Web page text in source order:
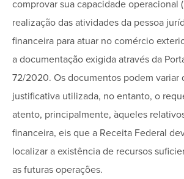
comprovar sua capacidade operacional
realização das atividades da pessoa
financeira para atuar no comércio
a documentação exigida através da
72/2020. Os documentos podem variar
justificativa utilizada, no entanto, o
atento, principalmente, àqueles
financeira, eis que a Receita Federal
localizar a existência de recursos
as futuras operações.